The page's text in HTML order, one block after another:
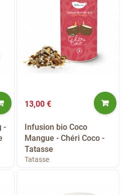
-
13,00 €
Infusion bio Coco
Mangue - Chéri Coco -
Tatasse
Tatasse